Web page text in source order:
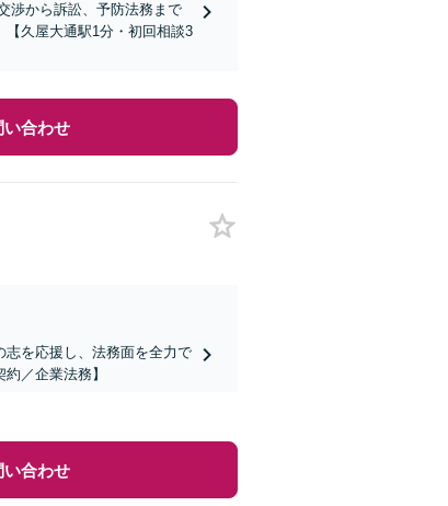
渉から訴訟、予防法務まで
久屋大通駅1分・初回相談3
い合わせ
志を応援し、法務面を全力で
／企業法務】
い合わせ